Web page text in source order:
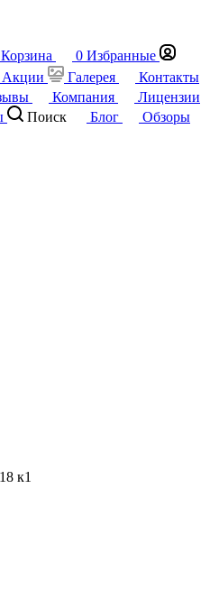
Корзина 0 Избранные
Акции Галерея
Контакты
Компания
Лицензии
Поиск Блог
Обзоры
к1